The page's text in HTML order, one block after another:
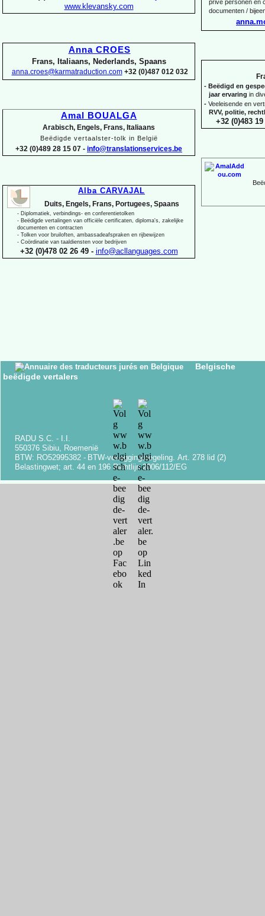
privé personen en
documenten /
- Beëdigd en
jaar ervaring in
- Veeleisende en
RVV, politie,
+32 (0)483
www.klevansky.com
Anna CROES
Frans, Italiaans, Nederlands, Spaans
anna.croes@karmatraduction.com +32 (0)487 012 032
Amal BOUALGA
Arabisch, Engels, Frans, Italiaans
Beëdigde vertaalster-tolk in België
+32 (0)489 28 15 07 - info@translationservices.be
Alba CARVAJAL
Duits, Engels, Frans, Portugees, Spaans
- Diplomatiek, verbindings- en conferentietolken
- Beëdigde vertalingen van officiële certificaten, diploma's, zakelijke
documenten en contracten
- Tolken voor bruiloften, ambassadeafspraken en rijbewijzen
- Coördinatie van taaldiensten voor bedrijven
+32 (0)478 02 26 49 - info@acllanguages.com
Belgische
beëdigde vertalers
RADU S.C. - I.I.
550376 Sibiu, Roemenië
BTW: RO52995382 - BTW-verleggingsregeling. Art. 278 lid (2)
Belastingwet; art. 44 en 196 Richtlijn 2006/112/EG